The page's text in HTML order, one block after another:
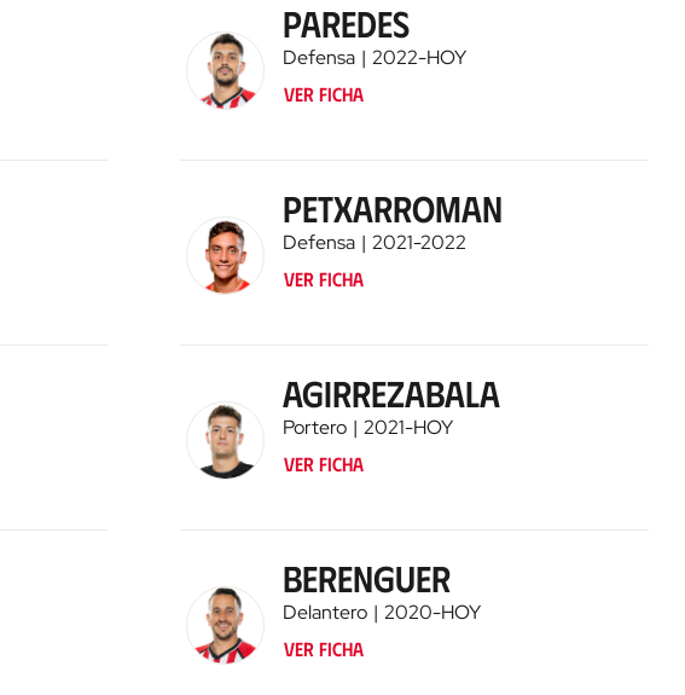
Paredes
Defensa 2022-HOY
Ver ficha
Petxarroman
Defensa 2021-2022
Ver ficha
Agirrezabala
Portero 2021-HOY
Ver ficha
Berenguer
Delantero 2020-HOY
Ver ficha